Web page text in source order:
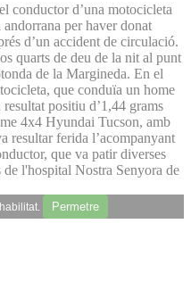
conductor d’una motocicleta
per haver donat
d’un accident de circulació.
quarts de deu de la nit al punt
de la Margineda. En el
que conduïa un home
positiu d’1,44 grams
4x4 Hyundai Tucson, amb
resultar ferida l’acompanyant
que va patir diverses
l'hospital Nostra Senyora de
Permetre